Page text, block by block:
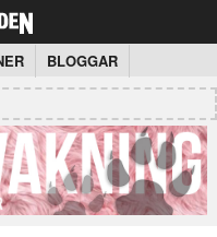
BLOGGAR